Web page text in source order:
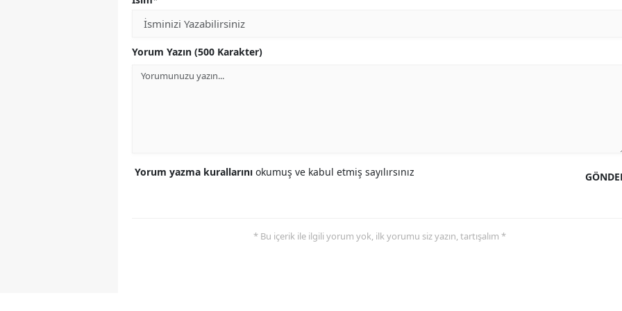
Yorum Yazın (500 Karakter)
Yorum yazma kurallarını okumuş ve kabul etmiş sayılırsınız
* Bu içerik ile ilgili yorum yok, ilk yorumu siz yazın, tartışalım *